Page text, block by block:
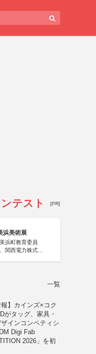
テスト [PR]
浜美術展
浜町教育委員
関西電力株式会
一覧
報】カインズ×コク
がタッグ、家具・
インコンペティシ
Digi Fab
2026」を初